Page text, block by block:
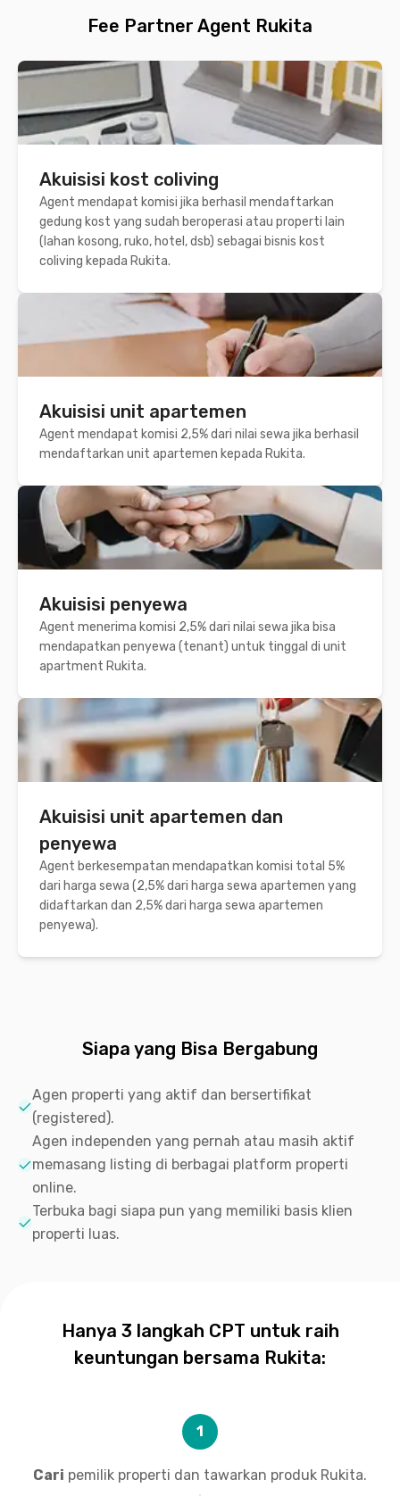
Fee Partner Agent Rukita
Akuisisi kost coliving
Agent mendapat komisi jika berhasil mendaftarkan
gedung kost yang sudah beroperasi atau properti lain
(lahan kosong, ruko, hotel, dsb) sebagai bisnis kost
coliving kepada Rukita.
Akuisisi unit apartemen
Agent mendapat komisi 2,5% dari nilai sewa jika berhasil
mendaftarkan unit apartemen kepada Rukita.
Akuisisi penyewa
Agent menerima komisi 2,5% dari nilai sewa jika bisa
mendapatkan penyewa (tenant) untuk tinggal di unit
apartment Rukita.
Akuisisi unit apartemen dan
penyewa
Agent berkesempatan mendapatkan komisi total 5%
dari harga sewa (2,5% dari harga sewa apartemen yang
didaftarkan dan 2,5% dari harga sewa apartemen
penyewa).
Siapa yang Bisa Bergabung
Agen properti yang aktif dan bersertifikat
(registered).
Agen independen yang pernah atau masih aktif
memasang listing di berbagai platform properti
online.
Terbuka bagi siapa pun yang memiliki basis klien
properti luas.
Hanya 3 langkah CPT untuk raih
keuntungan bersama Rukita:
1
Cari pemilik properti dan tawarkan produk Rukita.